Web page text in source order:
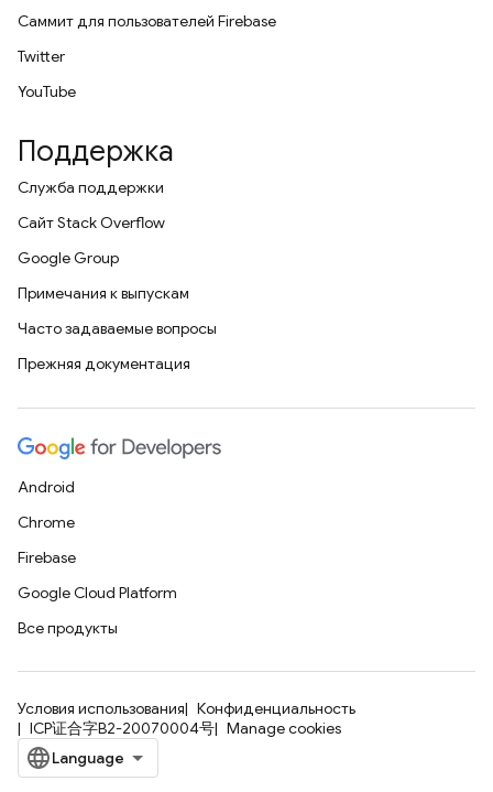
Саммит для пользователей Firebase
Twitter
YouTube
Поддержка
Служба поддержки
Сайт Stack Overflow
Google Group
Примечания к выпускам
Часто задаваемые вопросы
Прежняя документация
Android
Chrome
Firebase
Google Cloud Platform
Все продукты
Условия использования
Конфиденциальность
ICP证合字B2-20070004号
Manage cookies